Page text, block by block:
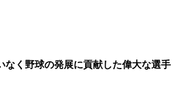
なく野球の発展に貢献した偉大な選手